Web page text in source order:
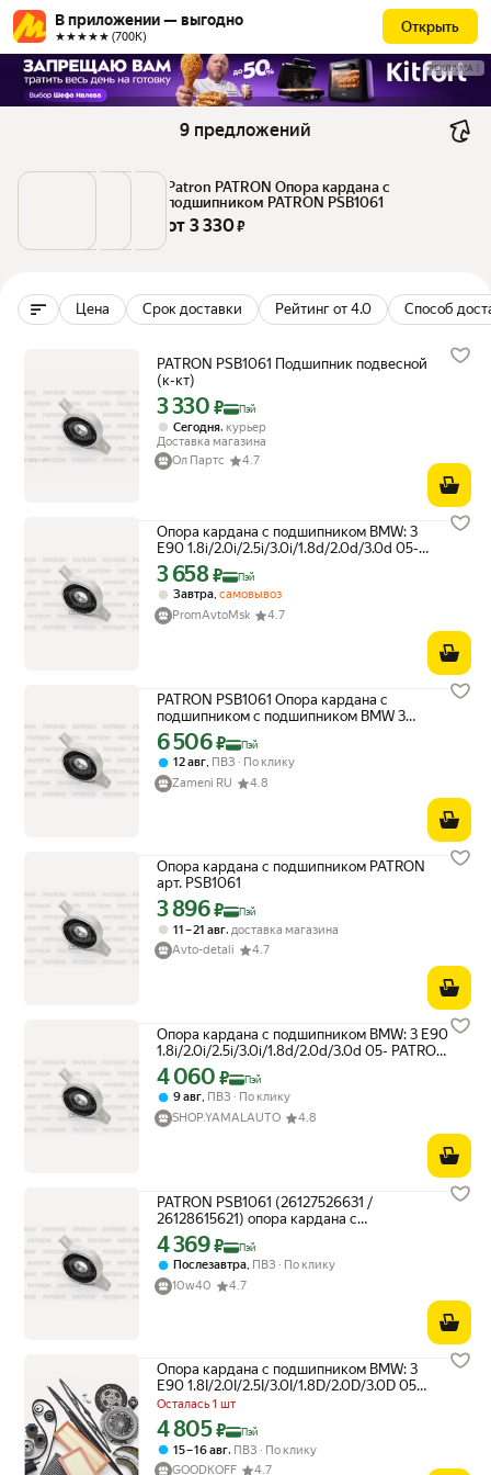
В приложении — выгодно
★★★★★ (700К)
Открыть
РЕКЛАМА
9 предложений
Patron PATRON Опора кардана с
подшипником PATRON PSB1061
от 3 330 ₽
Цена Срок доставки Рейтинг от 4.0 Способ
PATRON PSB1061 Подшипник подвесной
(к-кт)
Цена с картой Яндекс Пэй 3330 ₽ вместо
3 330 ₽ Пэй
Сегодня, курьер
Доставка магазина
Ол Партс
4.7
Опора кардана с подшипником BMW: 3
E90 1.8i/2.0i/2.5i/3.0i/1.8d/2.0d/3.0d 05-
PATRON арт. PSB1061
Цена с картой Яндекс Пэй 3658 ₽ вместо
3 658₽ Пэй
Завтра, самовывоз
PromAvtoMsk
4.7
PATRON PSB1061 Опора кардана с
подшипником с подшипником BMW 3
E90 1.8i/2.0i/2.5i/3.0i/1.8d/2.0d/3.0d 05-, 1
шт.
Цена с картой Яндекс Пэй 6506 ₽ вместо
6 506₽ Пэй
12 авг ПВЗ
По клику
Zameni RU
4.8
Опора кардана с подшипником PATRON
арт. PSB1061
Цена с картой Яндекс Пэй 3896 ₽ вместо
3 896₽ Пэй
11 – 21 авг, доставка магазина
Avto-detali
4.7
Опора кардана с подшипником BMW: 3 E90
1.8i/2.0i/2.5i/3.0i/1.8d/2.0d/3.0d 05- PATRON
арт. PSB1061
Цена с картой Яндекс Пэй 4060 ₽ вместо
4 060 ₽ Пэй
9 авг, ПВЗ
По клику
SHOP.YAMALAUTO
4.8
PATRON PSB1061 (26127526631 /
26128615621) опора кардана с
подшипником bmw: 3 e90 1.8i / 2.0i / 2.5i /
3.0i / 1.8d / 2.0d / 3.0d
Цена с картой Яндекс Пэй 4369 ₽ вместо
4 369₽ Пэй
Послезавтра ПВЗ
По клику
10w40
4.7
Опора кардана с подшипником BMW: 3
E90 1.8I/2.0I/2.5I/3.0I/1.8D/2.0D/3.0D 05-
Patron PSB1061
Осталась 1 шт
Цена с картой Яндекс Пэй 4805 ₽ вместо
4 805₽ Пэй
15 – 16 авг, ПВЗ
По клику
GOODKOFF
4.7